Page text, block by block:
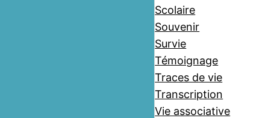
Scolaire
Souvenir
Survie
Témoignage
Traces de vie
Transcription
Vie associative